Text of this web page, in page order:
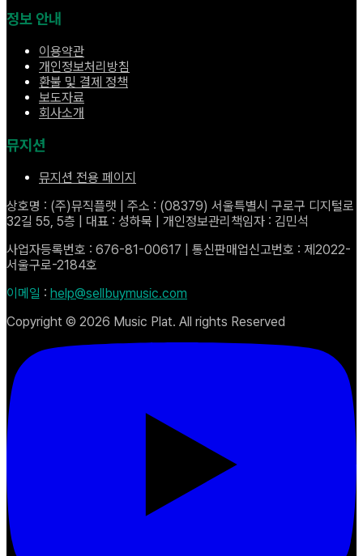
정보 안내
이용약관
개인정보처리방침
환불 및 결제 정책
보도자료
회사소개
뮤지션
뮤지션 전용 페이지
상호명 : (주)뮤직플랫 | 주소 : (08379) 서울특별시 구로구 디지털로
32길 55, 5층 | 대표 : 성하묵 | 개인정보관리책임자 : 김민석
사업자등록번호 : 676-81-00617 | 통신판매업신고번호 : 제2022-
서울구로-2184호
이메일 : help@sellbuymusic.com
Copyright © 2026 Music Plat. All rights Reserved